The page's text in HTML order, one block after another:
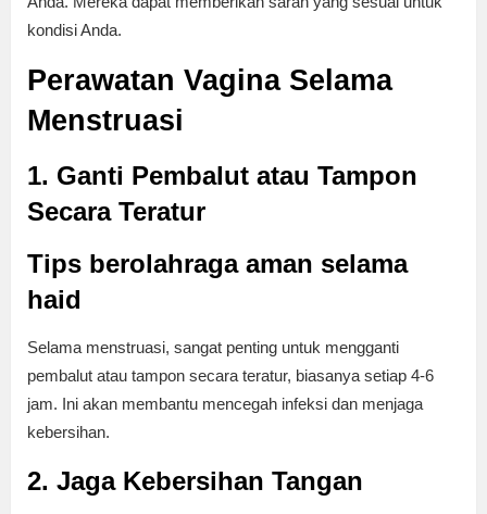
kondisi Anda.
Perawatan Vagina Selama
Menstruasi
1. Ganti Pembalut atau Tampon
Secara Teratur
Tips berolahraga aman selama
haid
Selama menstruasi, sangat penting untuk mengganti
pembalut atau tampon secara teratur, biasanya setiap 4-6
jam. Ini akan membantu mencegah infeksi dan menjaga
kebersihan.
2. Jaga Kebersihan Tangan